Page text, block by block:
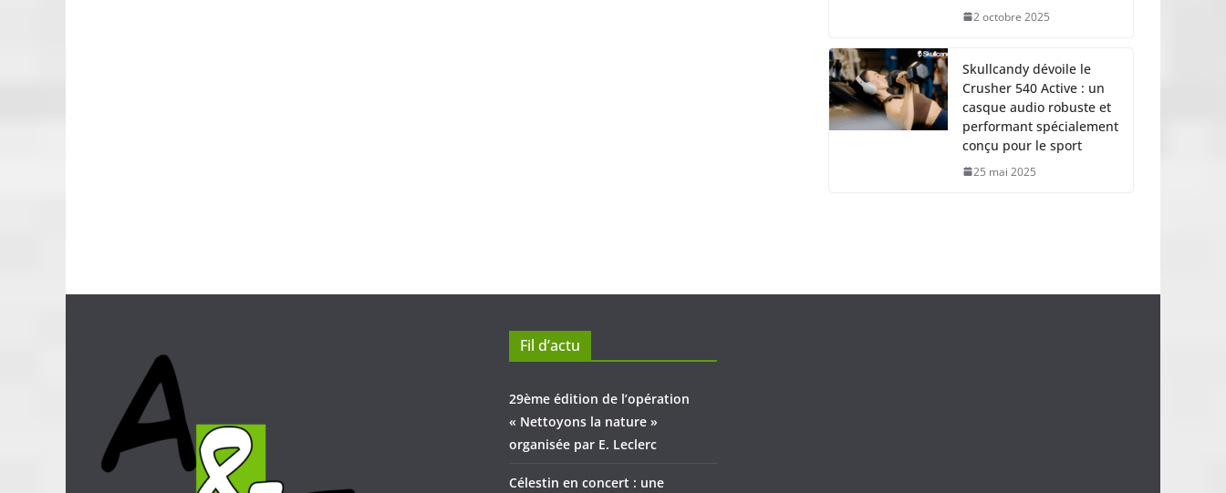
2 octobre 2025
Skullcandy dévoile le
Crusher 540 Active : un
casque audio robuste et
performant spécialement
conçu pour le sport
25 mai 2025
Fil d’actu
29ème édition de l’opération
« Nettoyons la nature »
organisée par E. Leclerc
Célestin en concert : une